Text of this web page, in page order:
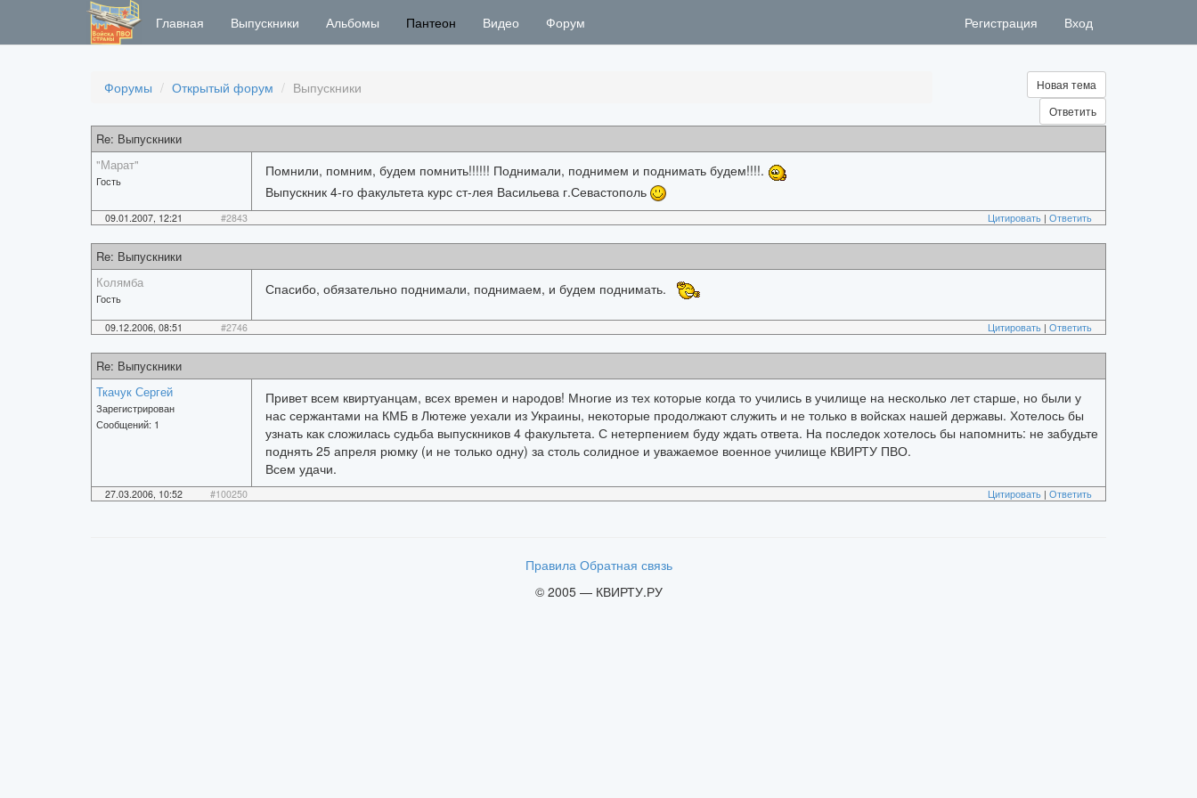
Главная Выпускники Альбомы Пантеон Видео Форум Регистрация Вход
Форумы Открытый форум Выпускники
Новая тема
Ответить
Re: Выпускники
"Марат"
Гость
Помнили, помним, будем помнить!!!!!! Поднимали, поднимем и поднимать будем!!!!.
Выпускник 4-го факультета курс ст-лея Васильева г.Севастополь
09.01.2007, 12:21 #2843 Цитировать| Ответить
Re: Выпускники
Колямба
Гость
Спасибо, обязательно поднимали, поднимаем, и будем поднимать.
09.12.2006, 08:51 #2746 Цитировать| Ответить
Re: Выпускники
Ткачук Сергей
Зарегистрирован
Сообщений: 1
Привет всем квиртуанцам, всех времен и народов! Многие из тех которые когда то учились в училище на несколько лет старше, но были у
нас сержантами на КМБ в Лютеже уехали из Украины, некоторые продолжают служить и не только в войсках нашей державы. Хотелось бы
узнать как сложилась судьба выпускников 4 факультета. С нетерпением буду ждать ответа. На последок хотелось бы напомнить: не забудьте
поднять 25 апреля рюмку (и не только одну) за столь солидное и уважаемое военное училище КВИРТУ ПВО.
Всем удачи.
27.03.2006, 10:52 #100250 Цитировать| Ответить
Правила Обратная связь
© 2005 — КВИРТУ.РУ